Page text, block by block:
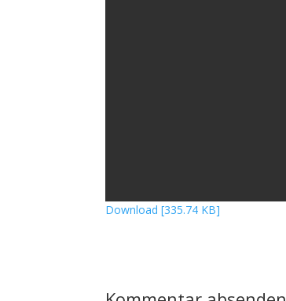
Download [335.74 KB]